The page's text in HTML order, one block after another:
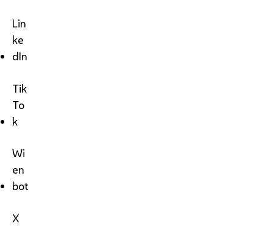
Lin
ke
dIn
Tik
To
k
Wi
en
bot
X